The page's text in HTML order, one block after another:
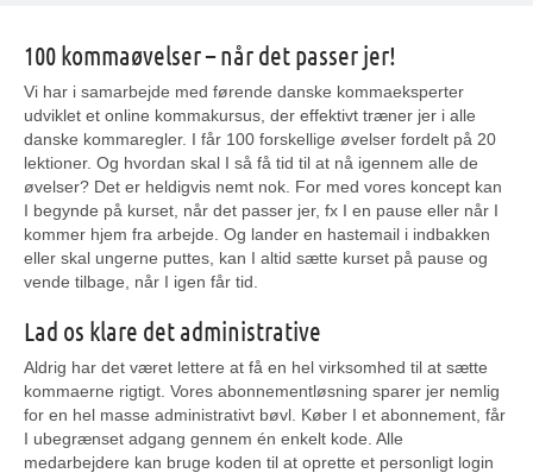
100 kommaøvelser – når det passer jer!
Vi har i samarbejde med førende danske kommaeksperter
udviklet et online kommakursus, der effektivt træner jer i alle
danske kommaregler. I får 100 forskellige øvelser fordelt på 20
lektioner. Og hvordan skal I så få tid til at nå igennem alle de
øvelser? Det er heldigvis nemt nok. For med vores koncept kan
I begynde på kurset, når det passer jer, fx I en pause eller når I
kommer hjem fra arbejde. Og lander en hastemail i indbakken
eller skal ungerne puttes, kan I altid sætte kurset på pause og
vende tilbage, når I igen får tid.
Lad os klare det administrative
Aldrig har det været lettere at få en hel virksomhed til at sætte
kommaerne rigtigt. Vores abonnementløsning sparer jer nemlig
for en hel masse administrativt bøvl. Køber I et abonnement, får
I ubegrænset adgang gennem én enkelt kode. Alle
medarbejdere kan bruge koden til at oprette et personligt login